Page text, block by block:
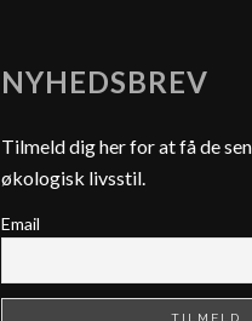
NYHEDSBREV
Tilmeld dig her for at få de
økologisk livsstil.
Email